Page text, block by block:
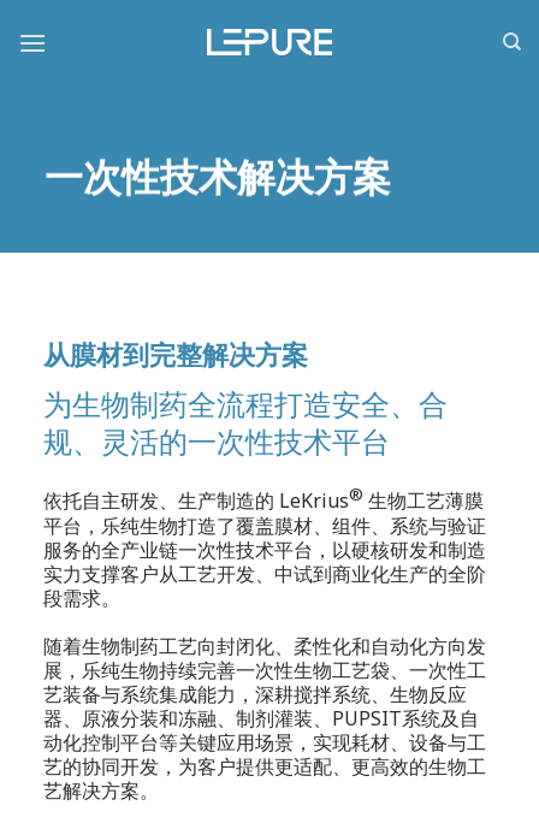
一次性技术解决方案
从膜材到完整解决方案
为生物制药全流程打造安全、合
规、灵活的一次性技术平台
依托自主研发、生产制造的 LeKrius® 生物工艺薄膜
平台，乐纯生物打造了覆盖膜材、组件、系统与验证
服务的全产业链一次性技术平台，以硬核研发和制造
实力支撑客户从工艺开发、中试到商业化生产的全阶
段需求。
随着生物制药工艺向封闭化、柔性化和自动化方向发
展，乐纯生物持续完善一次性生物工艺袋、一次性工
艺装备与系统集成能力，深耕搅拌系统、生物反应
器、原液分装和冻融、制剂灌装、PUPSIT系统及自
动化控制平台等关键应用场景，实现耗材、设备与工
艺的协同开发，为客户提供更适配、更高效的生物工
艺解决方案。